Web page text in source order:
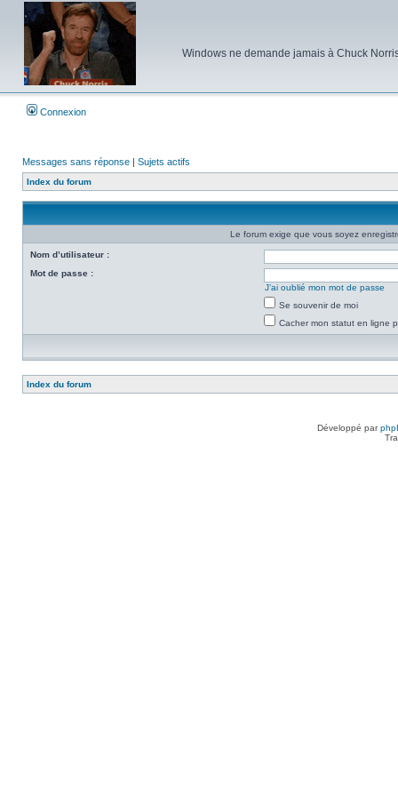
Windows ne demande jamais à Chuck
Connexion
Messages sans réponse | Sujets actifs
Index du forum
Le forum exige que vous soyez
Nom d’utilisateur :
Mot de passe :
J’ai oublié mon mot de passe
Se souvenir de moi
Cacher mon statut en ligne
Index du forum
Développé par